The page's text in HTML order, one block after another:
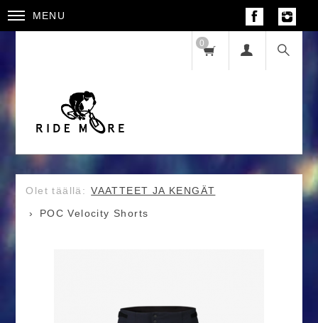
MENU
0
VAATTEET JA KENGÄT
POC Velocity Shorts